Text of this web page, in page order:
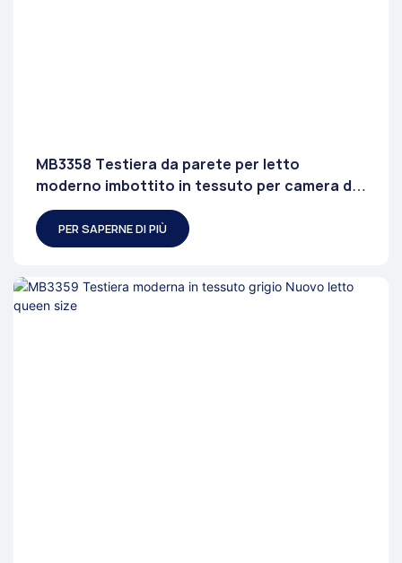
MB3358 Testiera da parete per letto
moderno imbottito in tessuto per camera da
letto moderna
PER SAPERNE DI PIÙ